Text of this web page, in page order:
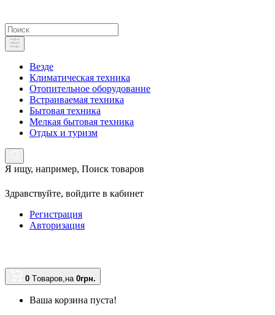
Везде
Климатическая техника
Отопительное оборудование
Встраиваемая техника
Бытовая техника
Мелкая бытовая техника
Отдых и туризм
Я ищу, например, Поиск товаров
Здравствуйте, войдите в кабинет
Регистрация
Авторизация
0 Tоваров,на 0грн.
Ваша корзина пуста!